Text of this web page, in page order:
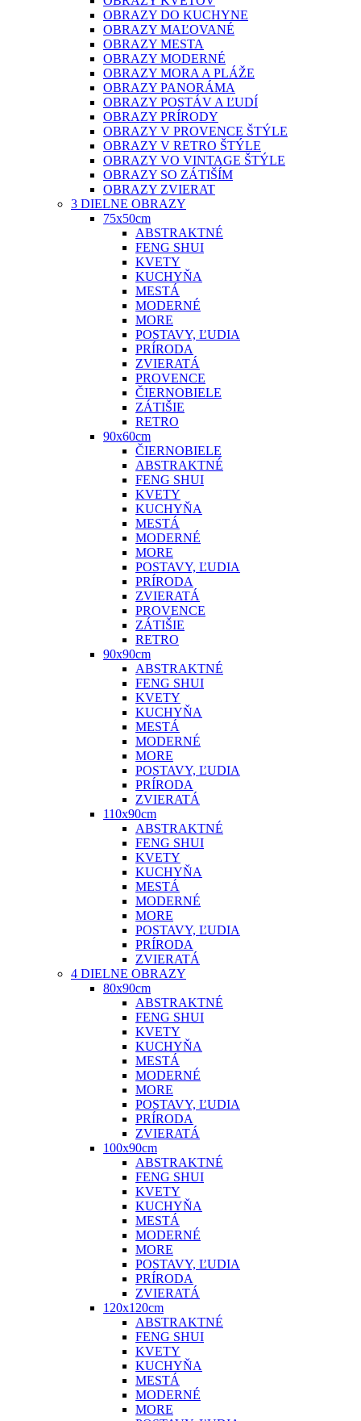
OBRAZY DO KUCHYNE
OBRAZY MAĽOVANÉ
OBRAZY MESTA
OBRAZY MODERNÉ
OBRAZY MORA A PLÁŽE
OBRAZY PANORÁMA
OBRAZY POSTÁV A ĽUDÍ
OBRAZY PRÍRODY
OBRAZY V PROVENCE ŠTÝLE
OBRAZY V RETRO ŠTÝLE
OBRAZY VO VINTAGE ŠTÝLE
OBRAZY SO ZÁTIŠÍM
OBRAZY ZVIERAT
3 DIELNE OBRAZY
75x50cm
ABSTRAKTNÉ
FENG SHUI
KVETY
KUCHYŇA
MESTÁ
MODERNÉ
MORE
POSTAVY, ĽUDIA
PRÍRODA
ZVIERATÁ
PROVENCE
ČIERNOBIELE
ZÁTIŠIE
RETRO
90x60cm
ČIERNOBIELE
ABSTRAKTNÉ
FENG SHUI
KVETY
KUCHYŇA
MESTÁ
MODERNÉ
MORE
POSTAVY, ĽUDIA
PRÍRODA
ZVIERATÁ
PROVENCE
ZÁTIŠIE
RETRO
90x90cm
ABSTRAKTNÉ
FENG SHUI
KVETY
KUCHYŇA
MESTÁ
MODERNÉ
MORE
POSTAVY, ĽUDIA
PRÍRODA
ZVIERATÁ
110x90cm
ABSTRAKTNÉ
FENG SHUI
KVETY
KUCHYŇA
MESTÁ
MODERNÉ
MORE
POSTAVY, ĽUDIA
PRÍRODA
ZVIERATÁ
4 DIELNE OBRAZY
80x90cm
ABSTRAKTNÉ
FENG SHUI
KVETY
KUCHYŇA
MESTÁ
MODERNÉ
MORE
POSTAVY, ĽUDIA
PRÍRODA
ZVIERATÁ
100x90cm
ABSTRAKTNÉ
FENG SHUI
KVETY
KUCHYŇA
MESTÁ
MODERNÉ
MORE
POSTAVY, ĽUDIA
PRÍRODA
ZVIERATÁ
120x120cm
ABSTRAKTNÉ
FENG SHUI
KVETY
KUCHYŇA
MESTÁ
MODERNÉ
MORE